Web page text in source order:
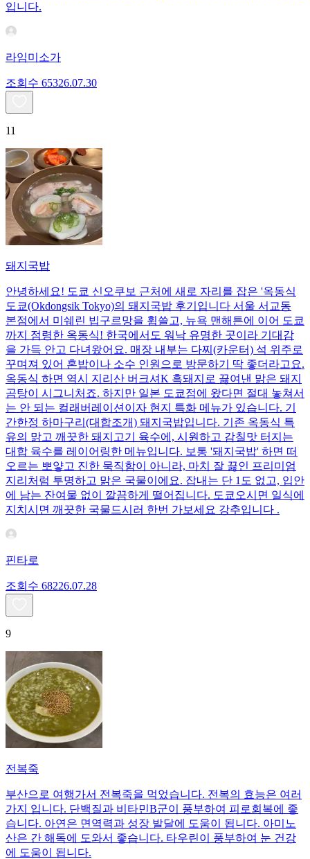
입니다.
라임미소가
조회수 65326.07.30
11
돼지국밥
안녕하세요! 도쿄 신오쿠보 근처에 새로 자리를 잡은 '옥동식
도쿄(Okdongsik Tokyo)의 돼지국밥 후기입니다 서울 서교동
본점에서 미쉐린 빕구르망을 휩쓸고, 뉴욕 맨해튼에 이어 도쿄
까지 점령한 옥동식! 한국에서도 워낙 유명한 곳이라 기대감
을 가득 안고 다녀왔어요. 매장 내부는 다찌(카운터) 석 위주로
꾸며져 있어 혼밥이나 소수 인원으로 방문하기 딱 좋더라고요.
옥동식 하면 역시 지리산 버크셔K 흑돼지로 끓여낸 맑은 돼지
곰탕이 시그니처죠. 하지만 일본 도쿄점에 왔다면 절대 놓쳐서
는 안 되는 컬래버레이션이자 현지 특화 메뉴가 있습니다. 기
간한정 하마구리(대합조개) 돼지국밥입니다. 기존 옥동식 특
유의 맑고 깨끗한 돼지고기 육수에, 시원하고 감칠맛 터지는
대합 육수를 레이어링한 메뉴입니다. 보통 '돼지국밥' 하면 떠
오르는 뽀얗고 진한 묵직함이 아니라, 마치 잘 끓인 프리미엄
지리처럼 투명하고 맑은 국물이에요. 잡내는 단 1도 없고, 입안
에 남는 잔여물 없이 깔끔하게 떨어집니다. 도쿄오시면 일식에
지치시면 깨끗한 국물드시러 한번 가보세요 강추입니다 .
핀타로
조회수 68226.07.28
9
전복죽
부산으로 여행가서 전복죽을 먹었습니다. 전복의 효능은 여러
가지 입니다. 단백질과 비타민B군이 풍부하여 피로회복에 좋
습니다. 아연은 면역력과 성장 발달에 도움이 됩니다. 아미노
산은 간 해독에 도와서 좋습니다. 타우린이 풍부하여 눈 건강
에 도움이 됩니다.